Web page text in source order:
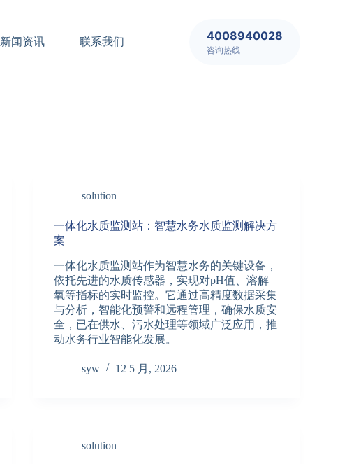
新闻资讯 联系我们 4008940028
咨询热线
solution
一体化水质监测站：智慧水务水质监测解决方
案
一体化水质监测站作为智慧水务的关键设备，
依托先进的水质传感器，实现对pH值、溶解
氧等指标的实时监控。它通过高精度数据采集
与分析，智能化预警和远程管理，确保水质安
全，已在供水、污水处理等领域广泛应用，推
动水务行业智能化发展。
syw 12 5 月, 2026
solution